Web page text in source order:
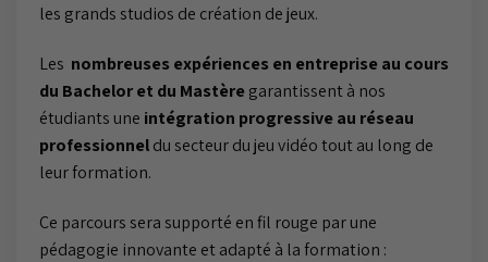
les grands studios de création de jeux.
Les nombreuses expériences en entreprise au cours
du Bachelor et du Mastère garantissent à nos
étudiants une intégration progressive au réseau
professionneldu secteur du jeu vidéo tout au long de
leur formation.
Ce parcours sera supporté en fil rouge par une
pédagogie innovante et adapté à la formation :